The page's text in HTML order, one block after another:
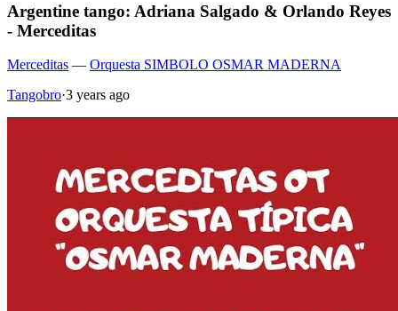
Argentine tango: Adriana Salgado & Orlando Reyes
- Merceditas
Merceditas — Orquesta SIMBOLO OSMAR MADERNA
Tangobro·3 years ago